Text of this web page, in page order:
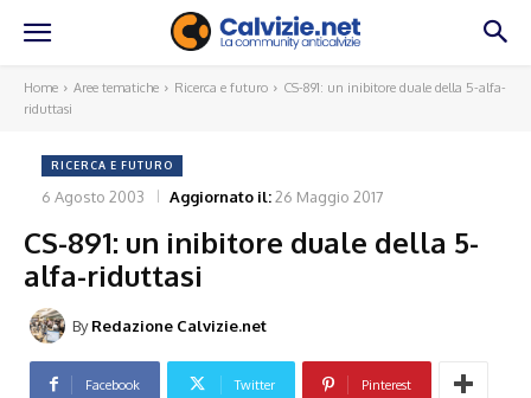
Home Aree tematiche Ricerca e futuro
CS-891: un inibitore duale della 5-alfa-
riduttasi
RICERCA E FUTURO
6 Agosto 2003 Aggiornato il:26 Maggio 2017
CS-891: un inibitore duale della 5-
alfa-riduttasi
By Redazione Calvizie.net
Facebook Twitter Pinterest